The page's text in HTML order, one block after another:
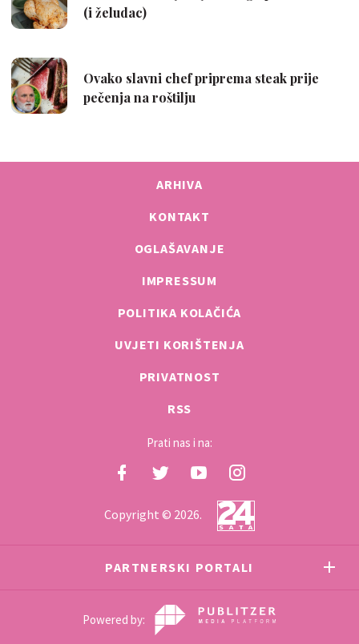
ARHIVA
KONTAKT
OGLAŠAVANJE
IMPRESSUM
POLITIKA KOLAČIĆA
UVJETI KORIŠTENJA
PRIVATNOST
RSS
Prati nas i na:
Copyright © 2026.
PARTNERSKI PORTALI
Powered by: